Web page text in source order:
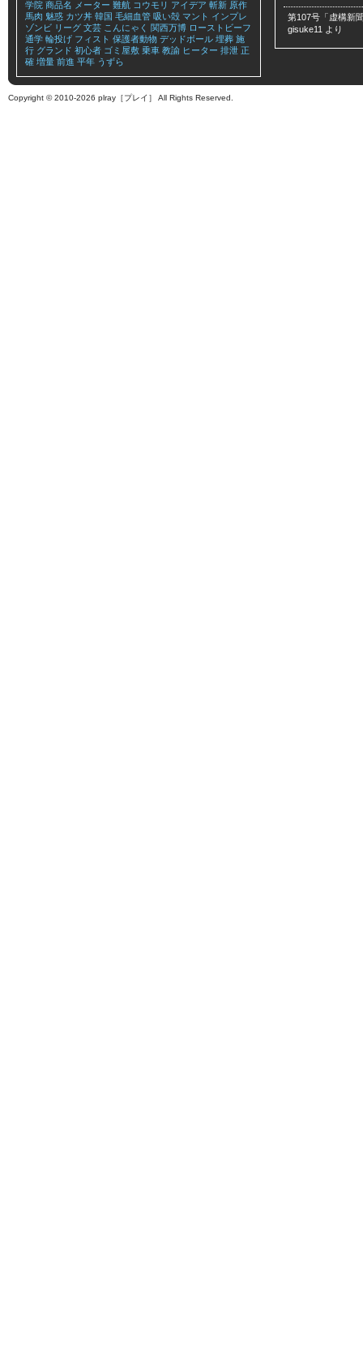
学院 商品名 メーター 難航 コウモリ アイデア 斬新 原作
馬肉 魅惑 カツ丼 韓国 毛細血管 吸い殻 マント インプレ
ゾンビ リーグ 文芸 こんにゃく 関西万博 ローストビーフ
通学 輪投げ フィスト 保護者動物 デッドボール 埋葬 施
行 グランド 初心者 ゴミ屋敷 乗車 教諭 ヒーター 排泄 正
確 増量 前進 平年 うずら
第107号「虚構新
gisuke11 より
Copyright © 2010-2026 plray［プレイ］ All Rights Reserved.